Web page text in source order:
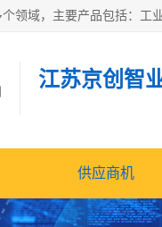
江苏京创智
供应商机